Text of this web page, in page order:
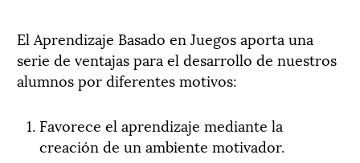
El Aprendizaje Basado en Juegos aporta una
serie de ventajas para el desarrollo de nuestros
alumnos por diferentes motivos:
Favorece el aprendizaje mediante la
creación de un ambiente motivador.